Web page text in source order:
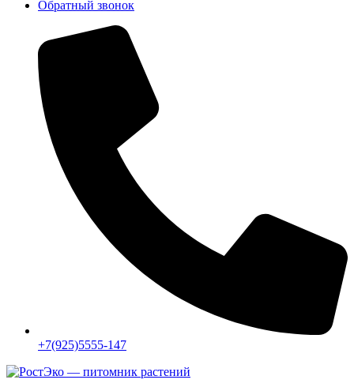
Обратный звонок
+7(925)5555-147